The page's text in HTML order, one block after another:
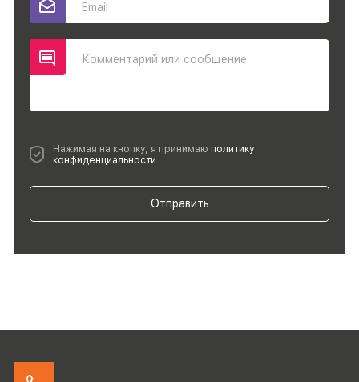
Email
Комментарий или сообщение
Нажимая на кнопку, я принимаю политику
конфиденциальности
Отправить